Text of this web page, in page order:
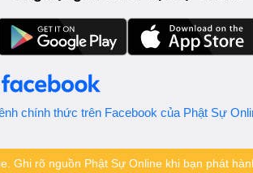
chính thức trên Facebook của Phật Sự
Ghi rõ nguồn Phật Sự Online khi bạn phát